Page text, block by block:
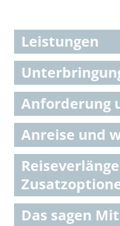
Leistungen
Anforderung
Anreise und
Das sagen